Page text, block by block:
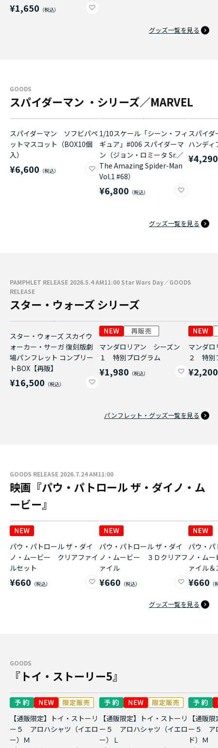
¥1,650
グッズ一覧を見る
GOODS
スパイダーマン ・シリーズ／MARVEL
スパイダーマン ソフビパペ
ットマスコット（BOX10個
入）
¥6,600
1/10スケール「シーン・フィ
ギュア」#006 スパイダーマ
ン（ジョン・ロミータ Sr.／
The Amazing Spider-Man
Vol.1 #68）
¥6,800
スパイ
ハンディ
¥4,290
グッズ一覧を見る
PAMPHLET RELEASE 2026.5.4 AM11:00 Star Wars Day／GOODS
RELEASE
スター・ウォーズ シリーズ
スター・ウォーズ スカイウ
ォーカー・サーガ 復刻版劇
場パンフレット コンプリー
トBOX【再販】
¥16,500
マンダロリアン シーズン
１ 特別プログラム
¥1,980
マンダ
２ 特別
¥2,200
パンフレット・グッズ一覧を見る
GOODS RELEASE 2026.7.24 AM11:00
映画『パウ・パトロール ザ・ダイノ・ム
ービー』
パウ・パトロール ザ・ダイ
ノ・ムービー クリアファイ
ルセット
¥660
パウ・パトロール ザ・ダイ
ノ・ムービー ３Ｄクリアフ
ァイル
¥660
パウ・パ
ノ・ム
ァイル
¥660
グッズ一覧を見る
GOODS
『トイ・ストーリー5』
【通販限定】トイ・ストーリ
ー５ アロハシャツ（イエロ
ー）Ｍ
【通販限定】トイ・ストーリ
ー５ アロハシャツ（イエロ
ー）Ｌ
【通販
ー５ ア
ド）Ｍ